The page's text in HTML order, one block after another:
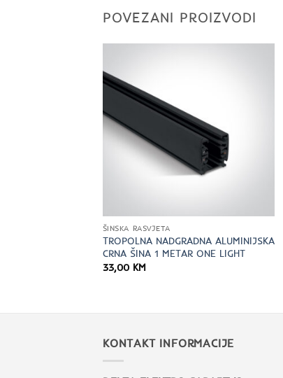
POVEZANI PROIZVODI
ŠINSKA RASVJETA
TROPOLNA NADGRADNA ALUMINIJSKA
CRNA ŠINA 1 METAR ONE LIGHT
33,00 KM
KONTAKT INFORMACIJE